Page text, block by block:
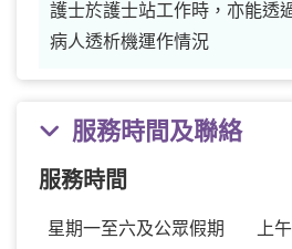
護士於護士站工作時，亦能透
病人透析機運作情況
服務時間及聯絡
服務時間
星期一至六及公眾假期 上